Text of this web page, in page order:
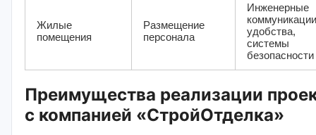
Жилые
помещения
Размещение
персонала
Инженерные
удобства,
системы
безопасности
Преимущества реализации
с компанией «СтройОтделка»